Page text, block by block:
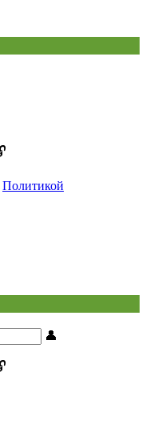
Политикой